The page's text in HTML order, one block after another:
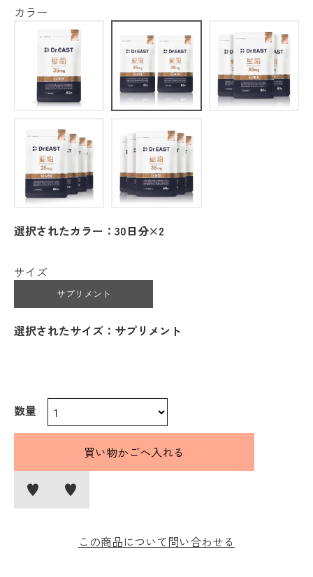
カラー
選択されたカラー：30日分×2
サイズ
サプリメント
選択されたサイズ：サプリメント
数量
この商品について問い合わせる